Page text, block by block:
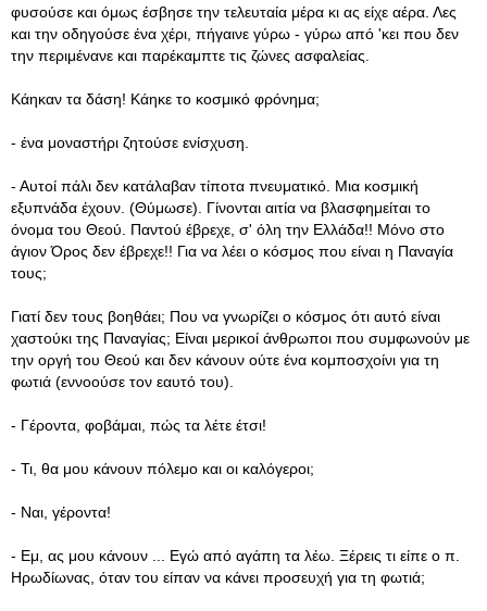
φυσούσε και όμως έσβησε την τελευταία μέρα κι ας είχε αέρα. Λες
και την οδηγούσε ένα χέρι, πήγαινε γύρω - γύρω από 'κει που δεν
την περιμένανε και παρέκαμπτε τις ζώνες ασφαλείας.
Κάηκαν τα δάση! Κάηκε το κοσμικό φρόνημα;
- ένα μοναστήρι ζητούσε ενίσχυση.
- Αυτοί πάλι δεν κατάλαβαν τίποτα πνευματικό. Μια κοσμική
εξυπνάδα έχουν. (Θύμωσε). Γίνονται αιτία να βλασφημείται το
όνομα του Θεού. Παντού έβρεχε, σ' όλη την Ελλάδα!! Μόνο στο
άγιον Όρος δεν έβρεχε!! Για να λέει ο κόσμος που είναι η Παναγία
τους;
Γιατί δεν τους βοηθάει; Που να γνωρίζει ο κόσμος ότι αυτό είναι
χαστούκι της Παναγίας; Είναι μερικοί άνθρωποι που συμφωνούν με
την οργή του Θεού και δεν κάνουν ούτε ένα κομποσχοίνι για τη
φωτιά (εννοούσε τον εαυτό του).
- Γέροντα, φοβάμαι, πώς τα λέτε έτσι!
- Τι, θα μου κάνουν πόλεμο και οι καλόγεροι;
- Ναι, γέροντα!
- Εμ, ας μου κάνουν ... Εγώ από αγάπη τα λέω. Ξέρεις τι είπε ο π.
Ηρωδίωνας, όταν του είπαν να κάνει προσευχή για τη φωτιά;